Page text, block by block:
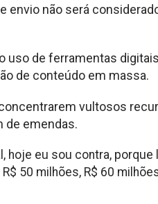
envio não será
uso de ferramentas
de conteúdo em massa.
vultosos
de emendas.
hoje eu sou contra, porque
50 milhões, R$ 60